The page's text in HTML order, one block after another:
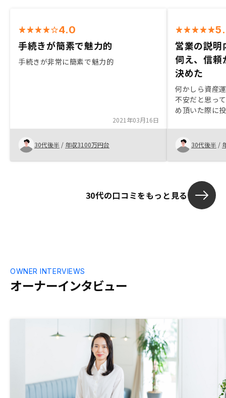
4.0
手続きが簡素で魅力的
手続きが非常に簡素で魅力的
2021年03月16日
30代後半 / 年収3100万円台
営業の説明
伺え、信頼
決めた
何かしら資産
不安だと思っ
め頂いた際に
容と僕への真
の信頼が強く
今後とも末永
30代後半 /
30代の口コミをもっと見る
オーナーインタビュー
OWNER INTERVIEWS